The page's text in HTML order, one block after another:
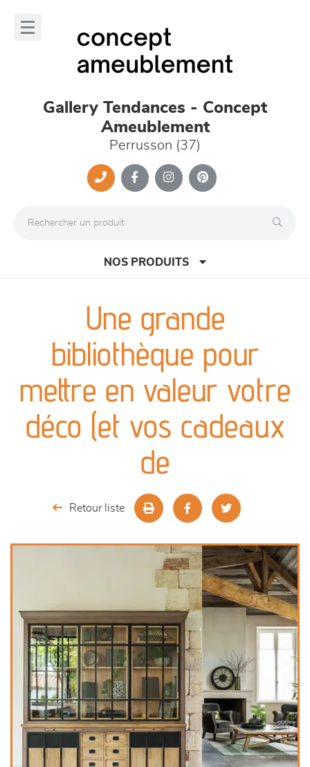
Gallery Tendances - Concept
Ameublement
Perrusson (37)
NOS PRODUITS
canapés et fauteuils
séjours
meubles de complément
Une grande
bibliothèque pour
mettre en valeur votre
déco (et vos cadeaux
de
Retour liste